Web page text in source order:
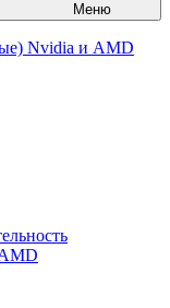
Меню
Nvidia и AMD